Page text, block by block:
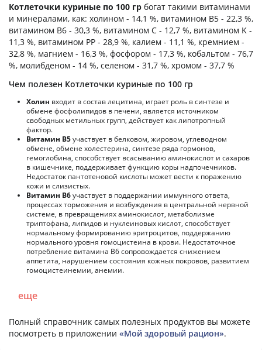
Котлеточки куриные по 100 гр богат такими витаминами
и минералами, как: холином - 14,1 %, витамином B5 - 22,3 %,
витамином B6 - 30,3 %, витамином C - 12,7 %, витамином K -
11,3 %, витамином PP - 28,9 %, калием - 11,1 %, кремнием -
32,8 %, магнием - 16,3 %, фосфором - 17,3 %, кобальтом - 76,7
%, молибденом - 14 %, селеном - 31,7 %, хромом - 37,7 %
Чем полезен Котлеточки куриные по 100 гр
Холин входит в состав лецитина, играет роль в синтезе и
обмене фосфолипидов в печени, является источником
свободных метильных групп, действует как липотропный
фактор.
Витамин В5участвует в белковом, жировом, углеводном
обмене, обмене холестерина, синтезе ряда гормонов,
гемоглобина, способствует всасыванию аминокислот и сахаров
в кишечнике, поддерживает функцию коры надпочечников.
Недостаток пантотеновой кислоты может вести к поражению
кожи и слизистых.
Витамин В6участвует в поддержании иммунного ответа,
процессах торможения и возбуждения в центральной нервной
системе, в превращениях аминокислот, метаболизме
триптофана, липидов и нуклеиновых кислот, способствует
нормальному формированию эритроцитов, поддержанию
нормального уровня гомоцистеина в крови. Недостаточное
потребление витамина В6 сопровождается снижением
аппетита, нарушением состояния кожных покровов, развитием
гомоцистеинемии, анемии.
еще
Полный справочник самых полезных продуктов вы можете
посмотреть в приложении «Мой здоровый рацион».